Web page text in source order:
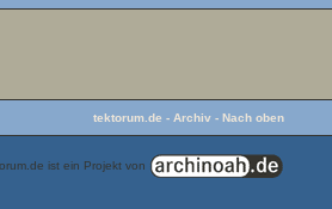
tektorum.de - Archiv - Nach oben
ist ein Projekt von